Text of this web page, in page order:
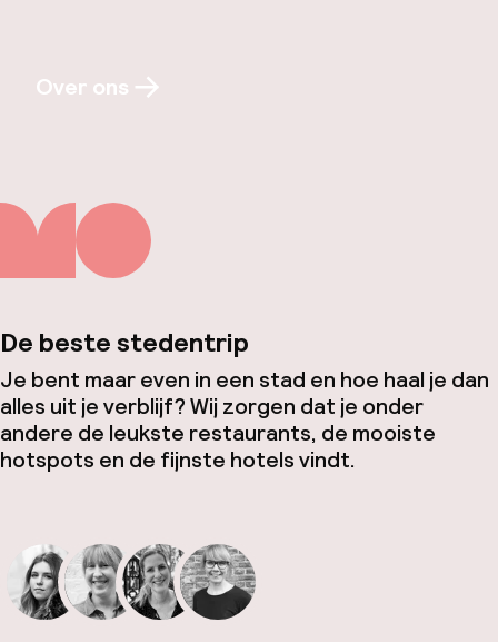
Over ons
De beste stedentrip
Je bent maar even in een stad en hoe haal je dan
alles uit je verblijf? Wij zorgen dat je onder
andere de leukste restaurants, de mooiste
hotspots en de fijnste hotels vindt.